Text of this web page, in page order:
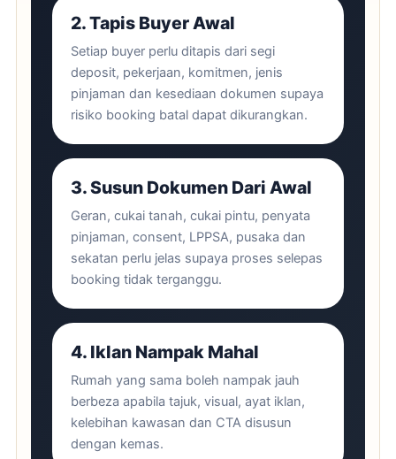
2. Tapis Buyer Awal
Setiap buyer perlu ditapis dari segi
deposit, pekerjaan, komitmen, jenis
pinjaman dan kesediaan dokumen supaya
risiko booking batal dapat dikurangkan.
3. Susun Dokumen Dari Awal
Geran, cukai tanah, cukai pintu, penyata
pinjaman, consent, LPPSA, pusaka dan
sekatan perlu jelas supaya proses selepas
booking tidak terganggu.
4. Iklan Nampak Mahal
Rumah yang sama boleh nampak jauh
berbeza apabila tajuk, visual, ayat iklan,
kelebihan kawasan dan CTA disusun
dengan kemas.